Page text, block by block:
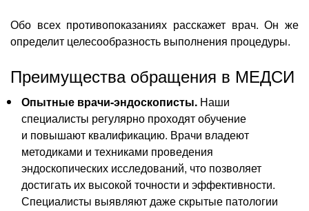
Обо всех противопоказаниях расскажет врач. Он же
определит целесообразность выполнения процедуры.
Преимущества обращения в МЕДСИ
Опытные врачи-эндоскописты. Наши
специалисты регулярно проходят обучение
и повышают квалификацию. Врачи владеют
методиками и техниками проведения
эндоскопических исследований, что позволяет
достигать их высокой точности и эффективности.
Специалисты выявляют даже скрытые патологии